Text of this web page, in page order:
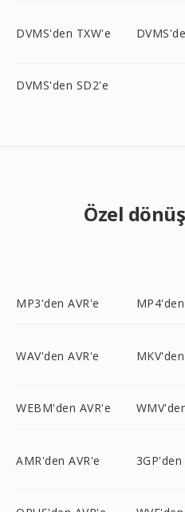
DVMS'den TXW'e
DVMS'den SD2'e
Özel
MP3'den AVR'e
WAV'den AVR'e
WEBM'den AVR'e
AMR'den AVR'e 3GP'den